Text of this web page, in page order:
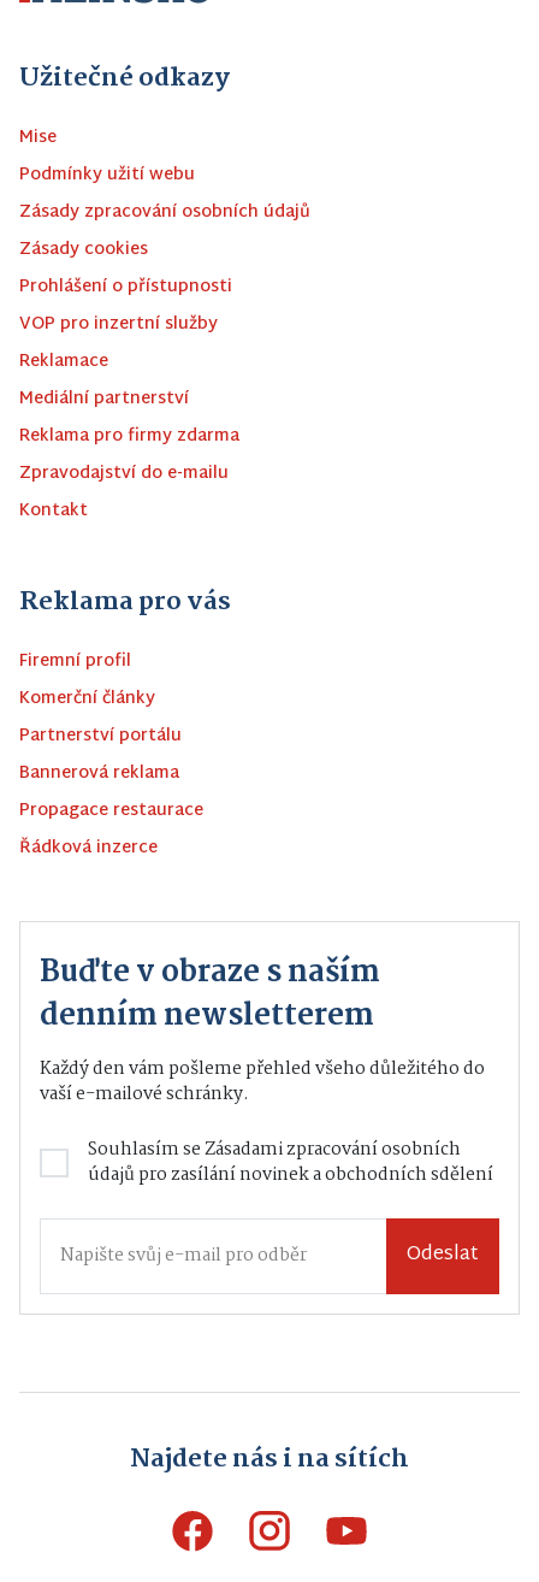
Užitečné odkazy
Mise
Podmínky užití webu
Zásady zpracování osobních údajů
Zásady cookies
Prohlášení o přístupnosti
VOP pro inzertní služby
Reklamace
Mediální partnerství
Reklama pro firmy zdarma
Zpravodajství do e-mailu
Kontakt
Reklama pro vás
Firemní profil
Komerční články
Partnerství portálu
Bannerová reklama
Propagace restaurace
Řádková inzerce
Buďte v obraze s naším
denním newsletterem
Každý den vám pošleme přehled všeho důležitého do
vaší e-mailové schránky.
Souhlasím seZásadami zpracování osobních
údajůpro zasílání novinek a obchodních sdělení
Odeslat
Najdete nás i na sítích